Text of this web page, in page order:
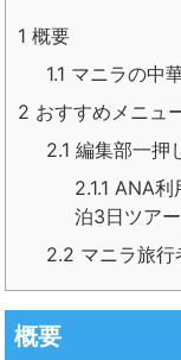
1 概要
1.1 マニラの中
2 おすすめメニュ
2.1 編集部一押
2.1.1 ANA利
泊3日ツアー
2.2 マニラ旅
概要